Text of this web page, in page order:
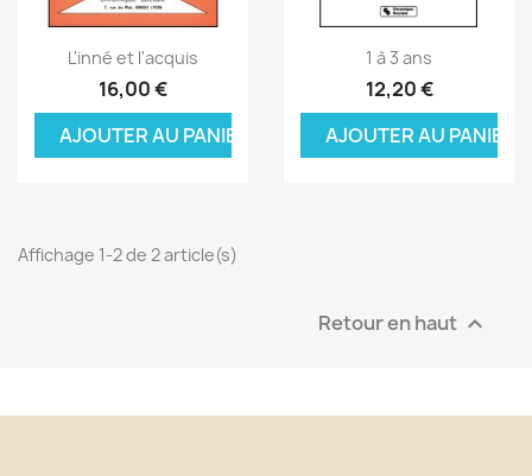
Aperçu rapide
L'inné et l'acquis
16,00 €
AJOUTER AU PANIER
Aperçu rapide
1 à 3 ans
12,20 €
AJOUTER AU PANIER
Affichage 1-2 de 2 article(s)
Retour en haut 